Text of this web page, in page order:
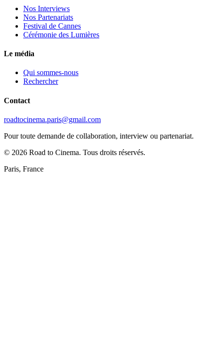
Nos Interviews
Nos Partenariats
Festival de Cannes
Cérémonie des Lumières
Le média
Qui sommes-nous
Rechercher
Contact
roadtocinema.paris@gmail.com
Pour toute demande de collaboration, interview ou partenariat.
© 2026 Road to Cinema. Tous droits réservés.
Paris, France